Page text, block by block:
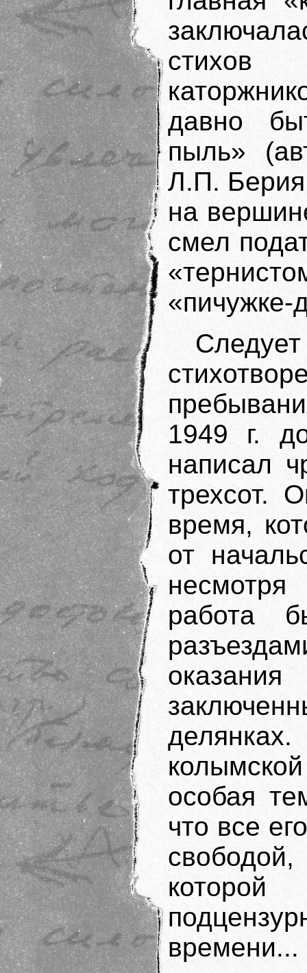
давно
пыль»
Л.П.
на
смел
«пичужке-
1949 г.
написал
трехсот.
время,
от
работа
особая
что все
времени...